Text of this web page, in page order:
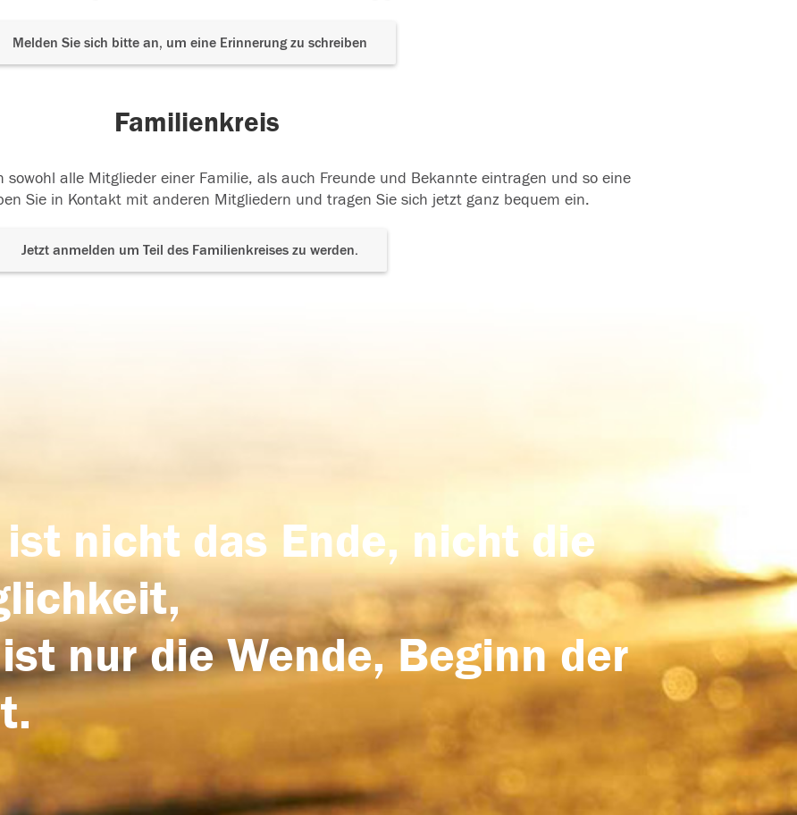
Melden Sie sich bitte an, um eine Erinnerung zu schreiben
Familienkreis
sowohl alle Mitglieder einer Familie, als auch Freunde und Bekannte eintragen und so eine
Sie in Kontakt mit anderen Mitgliedern und tragen Sie sich jetzt ganz bequem ein.
Jetzt anmelden um Teil des Familienkreises zu werden.
ist nicht das Ende, nicht die
nur die Wende, Beginn der